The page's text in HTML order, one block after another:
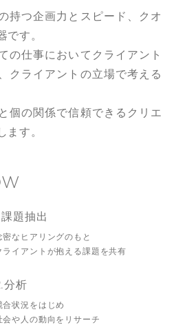
持つ企画力とスピード、クオ
です。
の仕事においてクライアント
クライアントの立場で考える
個の関係で信頼できるクリエ
ます。
課題抽出
密なヒアリングのもと
ライアントが抱える課題を共有
分析
合状況をはじめ
会や人の動向をリサーチ